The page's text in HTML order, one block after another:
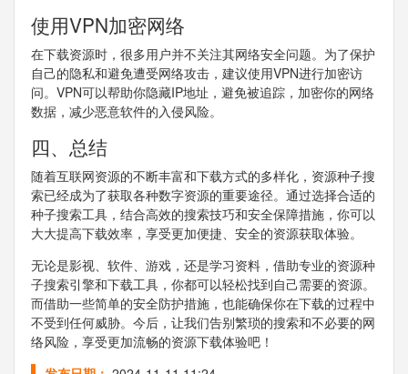
使用VPN加密网络
在下载资源时，很多用户并不关注其网络安全问题。为了保护
自己的隐私和避免遭受网络攻击，建议使用VPN进行加密访
问。VPN可以帮助你隐藏IP地址，避免被追踪，加密你的网络
数据，减少恶意软件的入侵风险。
四、总结
随着互联网资源的不断丰富和下载方式的多样化，资源种子搜
索已经成为了获取各种数字资源的重要途径。通过选择合适的
种子搜索工具，结合高效的搜索技巧和安全保障措施，你可以
大大提高下载效率，享受更加便捷、安全的资源获取体验。
无论是影视、软件、游戏，还是学习资料，借助专业的资源种
子搜索引擎和下载工具，你都可以轻松找到自己需要的资源。
而借助一些简单的安全防护措施，也能确保你在下载的过程中
不受到任何威胁。今后，让我们告别繁琐的搜索和不必要的网
络风险，享受更加流畅的资源下载体验吧！